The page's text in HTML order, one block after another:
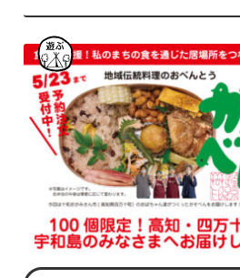
遊
ぶ